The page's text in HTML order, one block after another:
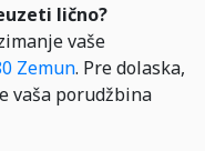
lično?
vaše
Zemun. Pre dolaska,
vaša porudžbina